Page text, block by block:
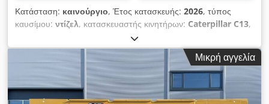
Κατάσταση: καινούργιο, Έτος κατασκευής: 2026, τύπος
καυσίμου: ντίζελ, κατασκευαστής κινητήρων: Caterpillar C13,
Χρήση: Κατασκευές Βάρος χωρίς φορτίο: 3.886 kg Ισχύς
γεννήτριας: 550 kVA Διαστάσεις χώρου φόρτωσης: 477 x 163 x
236 cm Σήμανση CE: ναι Όροι παράδοσης: EXW Χωρητικότητα
δεξαμενής νερού: 721 λίτρα Χώρα παραγωγής: CN
Επικοινωνήστε με την ομάδα DPX για περισσότερες
πληροφορίες. = Επιπλέον επιλογές και αξεσουάρ = Dedpfoxvk
Μικρή αγγελία